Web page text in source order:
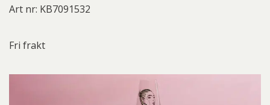
Art nr: KB7091532
Fri frakt